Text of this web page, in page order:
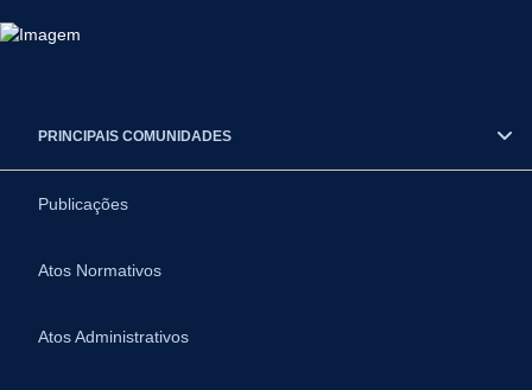
PRINCIPAIS COMUNIDADES
Publicações
Atos Normativos
Atos Administrativos